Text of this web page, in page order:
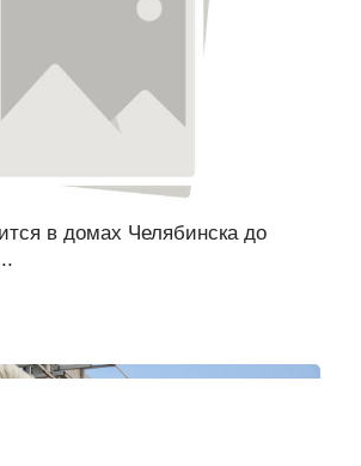
в домах Челябинска до